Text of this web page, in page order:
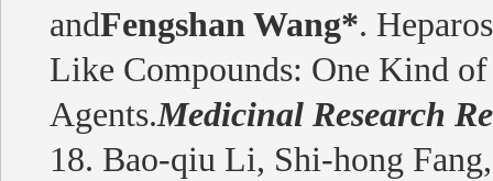
andFengshan Wang*.
Like Compounds: One Kind
Agents.Medicinal Research
18. Bao-qiu Li, Shi-hong